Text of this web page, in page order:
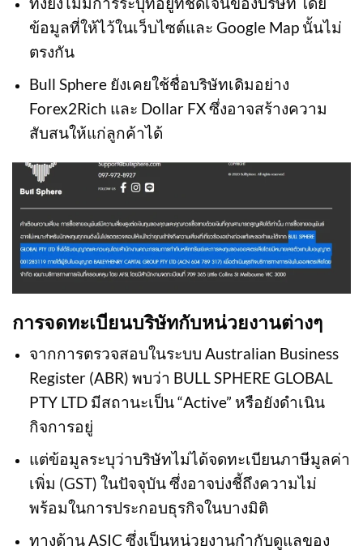
ข้อมูลที่ให้ไว้ในเว็บไซต์และ Google Map นั้นไม่
ตรงกัน
Bull Sphere ยังเคยใช้ชื่อบริษัทเดิมอย่าง
Forex2Rich และ Dollar FX ซึ่งอาจสร้างความ
สับสนให้แก่ลูกค้าได้
การจดทะเบียนบริษัทกับหน่วยงานต่างๆ
จากการตรวจสอบในระบบ Australian Business
Register (ABR) พบว่า BULL SPHERE GLOBAL
PTY LTD มีสถานะเป็น “Active” หรือยังดำเนิน
กิจการอยู่
แต่ข้อมูลระบุว่าบริษัทไม่ได้จดทะเบียนภาษีมูลค่า
เพิ่ม (GST) ในปัจจุบัน ซึ่งอาจบ่งชี้ถึงความไม่
พร้อมในการประกอบธุรกิจในบางมิติ
ทางด้าน ASIC ซึ่งเป็นหน่วยงานกำกับดูแลของ